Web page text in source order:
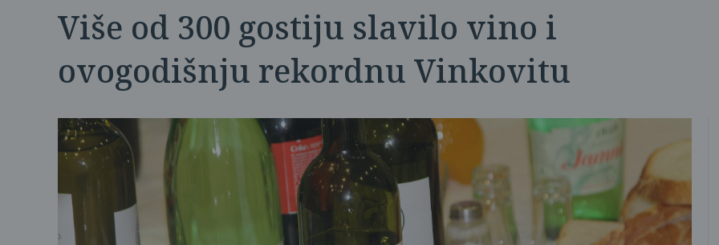
Više od 300 gostiju slavilo vino i
ovogodišnju rekordnu Vinkovitu